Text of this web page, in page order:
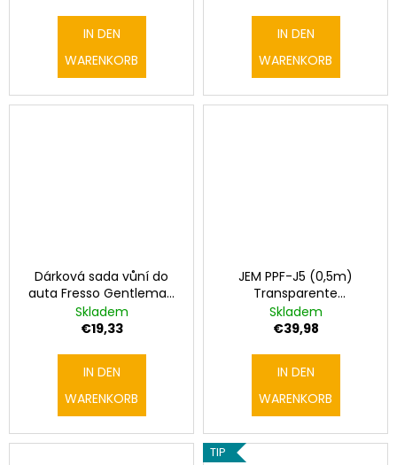
IN DEN
WARENKORB
IN DEN
WARENKORB
Dárková sada vůní do
auta Fresso Gentleman
Gift Box
Skladem
€19,33
IN DEN
WARENKORB
JEM PPF-J5 (0,5m)
Transparente
Schutzfoliecena za
0,5mx1,5m
Skladem
€39,98
IN DEN
WARENKORB
TIP